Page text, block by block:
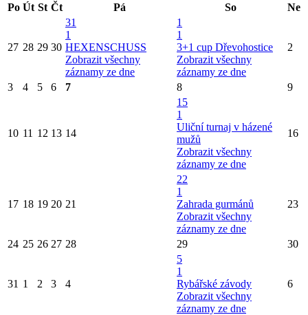
Po Út St Čt Pá So Ne
27 28 29 30
31
1
HEXENSCHUSS
Zobrazit všechny
záznamy ze dne
1
1
3+1 cup Dřevohostice
Zobrazit všechny
záznamy ze dne
2
3 4 5 6 7 8 9
10 11 12 13 14
15
1
Uliční turnaj v házené
mužů
Zobrazit všechny
záznamy ze dne
16
17 18 19 20 21
22
1
Zahrada gurmánů
Zobrazit všechny
záznamy ze dne
23
24 25 26 27 28 29 30
31 1 2 3 4
5
1
Rybářské závody
Zobrazit všechny
záznamy ze dne
6